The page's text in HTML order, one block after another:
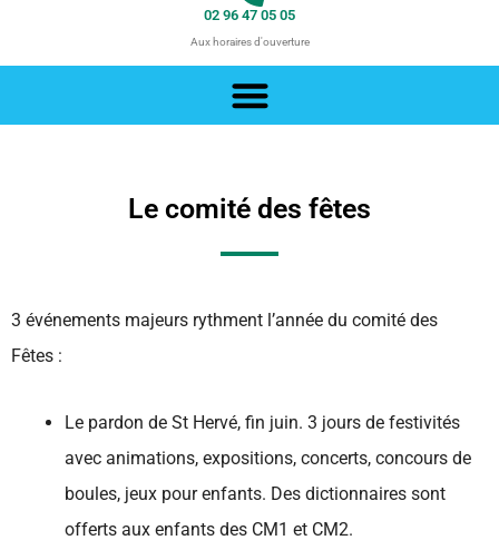
02 96 47 05 05
Aux horaires d'ouverture
Le comité des fêtes
3 événements majeurs rythment l’année du comité des
Fêtes :
Le pardon de St Hervé, fin juin. 3 jours de festivités
avec animations, expositions, concerts, concours de
boules, jeux pour enfants. Des dictionnaires sont
offerts aux enfants des CM1 et CM2.